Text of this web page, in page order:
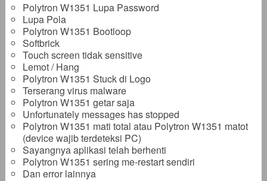
Polytron W1351 Lupa Password
Lupa Pola
Polytron W1351 Bootloop
Softbrick
Touch screen tidak sensitive
Lemot / Hang
Polytron W1351 Stuck di Logo
Terserang virus malware
Polytron W1351 getar saja
Unfortunately messages has stopped
Polytron W1351 mati total atau Polytron W1351 matot
(device wajib terdeteksi PC)
Sayangnya aplikasi telah berhenti
Polytron W1351 sering me-restart sendiri
Dan error lainnya